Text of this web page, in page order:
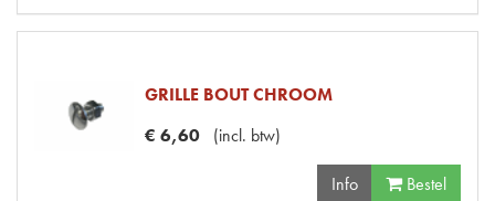
GRILLE BOUT CHROOM
€ 6,60 (incl. btw)
Info Bestel